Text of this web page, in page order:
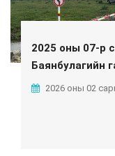
2025 оны 07-р
Баянбулагийн
2026 оны 02